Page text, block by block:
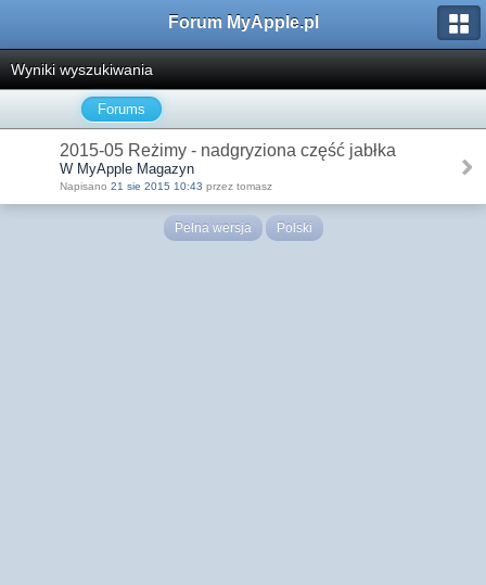
Forum MyApple.pl
Wyniki wyszukiwania
Forums
2015-05 Reżimy - nadgryziona część jabłka
W MyApple Magazyn
Napisano 21 sie 2015 10:43 przez tomasz
Pełna wersja Polski